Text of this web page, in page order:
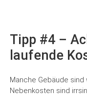
Tipp #4 –
laufende
Manche Gebäude sind
Nebenkosten sind